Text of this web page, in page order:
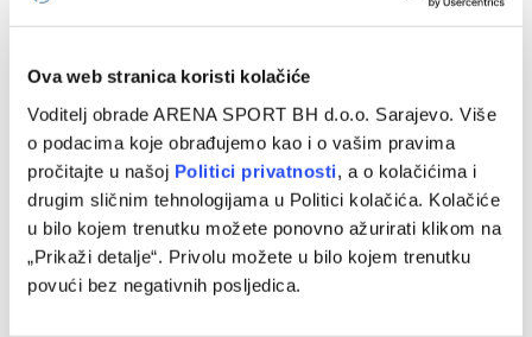
Ova web stranica koristi kolačiće
Voditelj obrade ARENA SPORT BH d.o.o. Sarajevo. Više
o podacima koje obrađujemo kao i o vašim pravima
pročitajte u našoj Politici privatnosti, a o kolačićima i
drugim sličnim tehnologijama u Politici kolačića. Kolačiće
u bilo kojem trenutku možete ponovno ažurirati klikom na
„Prikaži detalje“. Privolu možete u bilo kojem trenutku
povući bez negativnih posljedica.
Mario Hezonja se vratio u NBA i potpisao ugovor vrijedan
26/07/2026